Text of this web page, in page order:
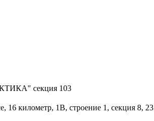
секция 103
километр, 1В, строение 1, секция 8, 23